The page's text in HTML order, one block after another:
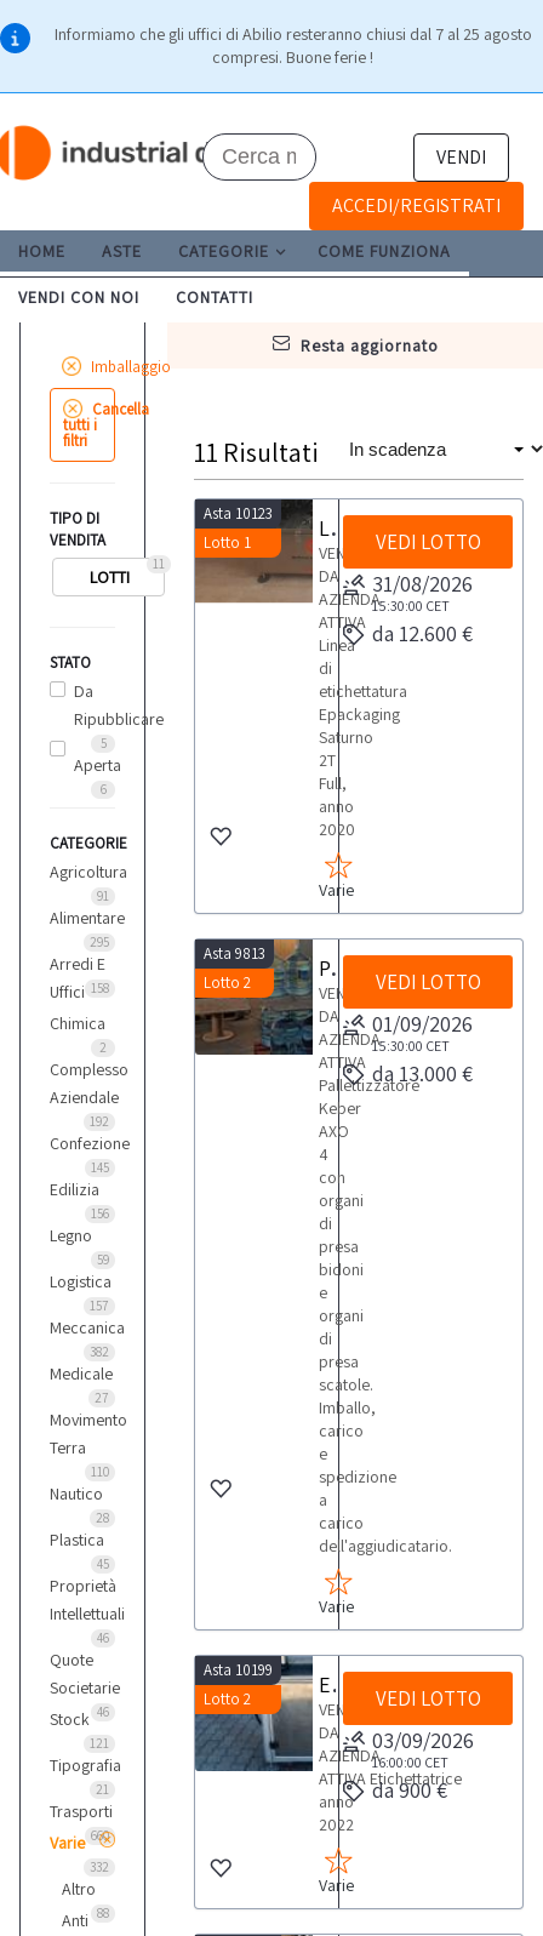
Informiamo che gli uffici di Abilio resteranno chiusi dal 7 al 25 agosto
compresi. Buone ferie !
VENDI
ACCEDI/REGISTRATI
HOME ASTE CATEGORIE COME FUNZIONA
VENDI CON NOI CONTATTI
resta aggiornato
Imballaggio
Cancella
tutti i
filtri
TIPO DI
VENDITA
11
LOTTI
STATO
Da
Ripubblicare
5
Aperta
6
CATEGORIE
Agricoltura
91
Alimentare
295
Arredi E
Uffici 158
Chimica
2
Complesso
Aziendale
192
Confezione
145
Edilizia
156
Legno
59
Logistica
157
Meccanica
382
Medicale
27
Movimento
Terra
110
Nautico
28
Plastica
45
Proprietà
Intellettuali
46
Quote
Societarie
46
Stock
121
Tipografia
21
Trasporti
660
Varie
332
Altro
88
Anti
11 Risultati
Asta 10123
Lotto 1
Linea di etichettatura Epackaging Saturno 2T Full
VENDITA
DA
AZIENDA
ATTIVA
Linea
di
etichettatura
Epackaging
Saturno
2T
Full,
anno
2020
Varie
VEDI LOTTO
31/08/2026
15:30:00 CET
da 12.600 €
Asta 9813
Lotto 2
Pallettizzatore Keber AXO 4
VENDITA
DA
AZIENDA
ATTIVA
Pallettizzatore
Keber
AXO
4
con
organi
di
presa
bidoni
e
organi
di
presa
scatole.
Imballo,
carico
e
spedizione
a
carico
dell'aggiudicatario.
Varie
VEDI LOTTO
01/09/2026
15:30:00 CET
da 13.000 €
Asta 10199
Lotto 2
Etichettatrice
VENDITA
DA
AZIENDA
ATTIVA Etichettatrice
anno
2022
Varie
VEDI LOTTO
03/09/2026
16:00:00 CET
da 900 €